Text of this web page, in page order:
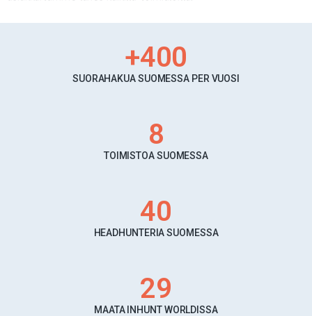
SUORAHAKUA SUOMESSA PER VUOSI
+400
TOIMISTOA SUOMESSA
8
HEADHUNTERIA SUOMESSA
40
MAATA INHUNT WORLDISSA
29